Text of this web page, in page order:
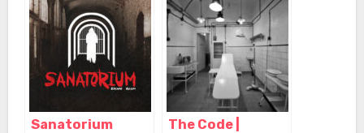
Alicante
(Alacant) –
Alicante
Alicante
(Alacant) –
Alicante
Sanatorium
The Code |